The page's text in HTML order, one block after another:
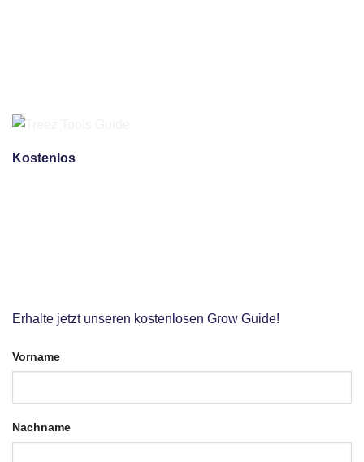
Kosten­­los
Erhalte jetzt unseren kostenlosen Grow Guide!
Vorname
Nachname